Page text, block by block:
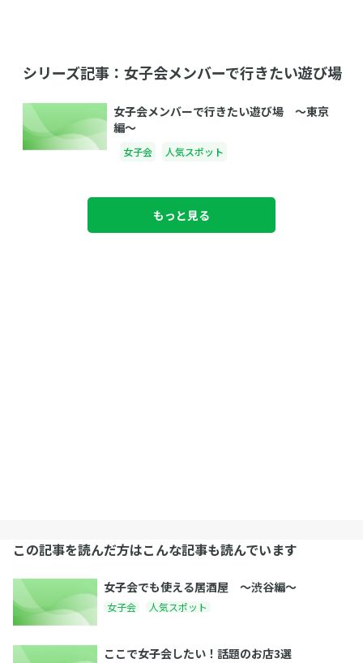
シリーズ記事：女子会メンバーで行きたい遊び場
女子会メンバーで行きたい遊び場 〜東京
編〜
女子会 人気スポット
もっと見る
この記事を読んだ方はこんな記事も読んでいます
女子会でも使える居酒屋 〜渋谷編〜
女子会 人気スポット
ここで女子会したい！話題のお店3選